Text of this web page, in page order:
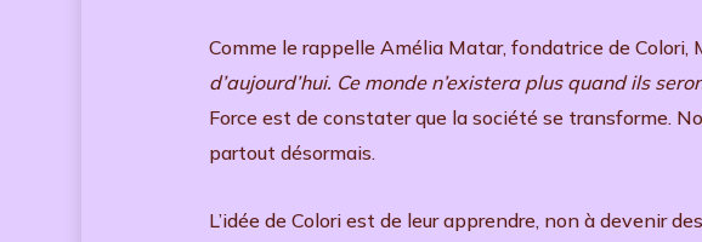
Comme le rappelle Amélia Matar, fondatrice de Colori,
d’aujourd’hui. Ce monde n’existera plus quand ils
Force est de constater que la société se transforme.
partout désormais.
L’idée de Colori est de leur apprendre, non à devenir